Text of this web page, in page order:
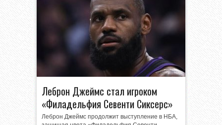
Леброн Джеймс стал игроком
«Филадельфия Севенти Сиксерс»
Леброн Джеймс продолжит выступление в НБА,